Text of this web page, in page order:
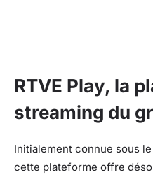
RTVE Play, la
streaming du
Initialement connue sous le
cette plateforme offre